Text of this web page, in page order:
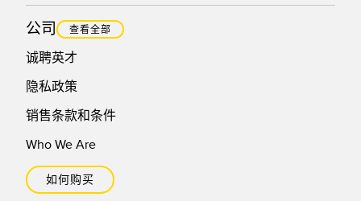
公司 查看全部
诚聘英才
隐私政策
销售条款和条件
Who We Are
如何购买